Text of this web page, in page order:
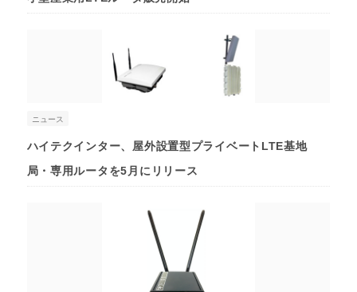
ニュース
ハイテクインター、屋外設置型プライベートLTE基地
局・専用ルータを5月にリリース